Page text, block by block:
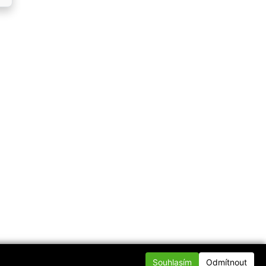
Souhlasím Odmítnout